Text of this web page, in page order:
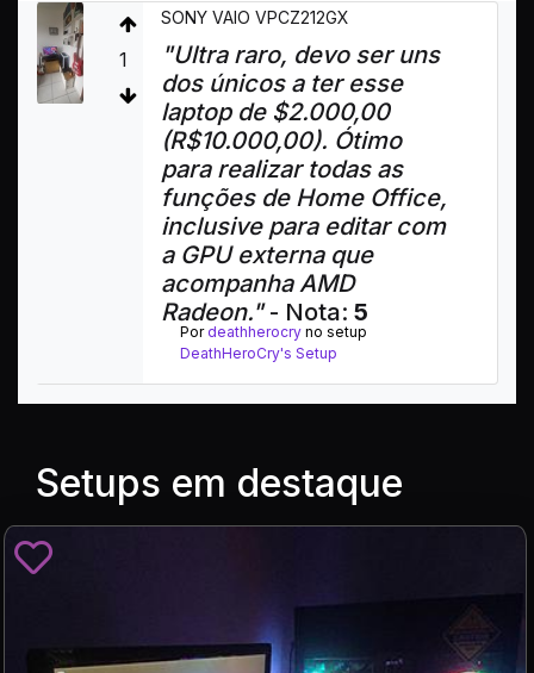
1
SONY VAIO VPCZ212GX
"Ultra raro, devo ser uns
dos únicos a ter esse
laptop de $2.000,00
(R$10.000,00). Ótimo
para realizar todas as
funções de Home Office,
inclusive para editar com
a GPU externa que
acompanha AMD
Radeon."- Nota: 5
Por deathherocryno setup
DeathHeroCry's Setup
Setups em destaque